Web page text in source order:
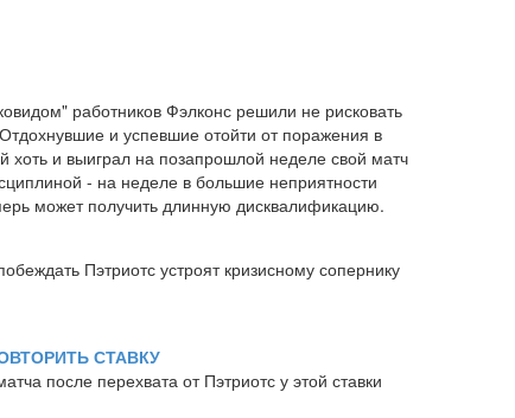
работников Фэлконс решили не рисковать
и успевшие отойти от поражения в
и выиграл на позапрошлой неделе свой матч
- на неделе в большие неприятности
может получить длинную дисквалификацию.
Пэтриотс устроят кризисному сопернику
СТАВКУ
после перехвата от Пэтриотс у этой ставки